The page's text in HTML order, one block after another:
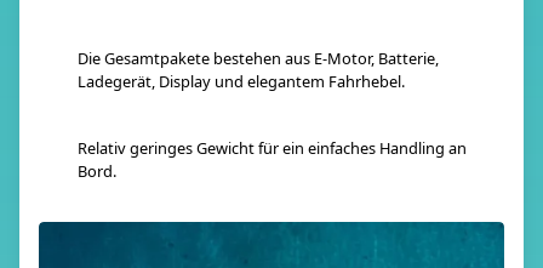
Die Gesamtpakete bestehen aus E-Motor, Batterie,
Ladegerät, Display und elegantem Fahrhebel.
Relativ geringes Gewicht für ein einfaches Handling an
Bord.